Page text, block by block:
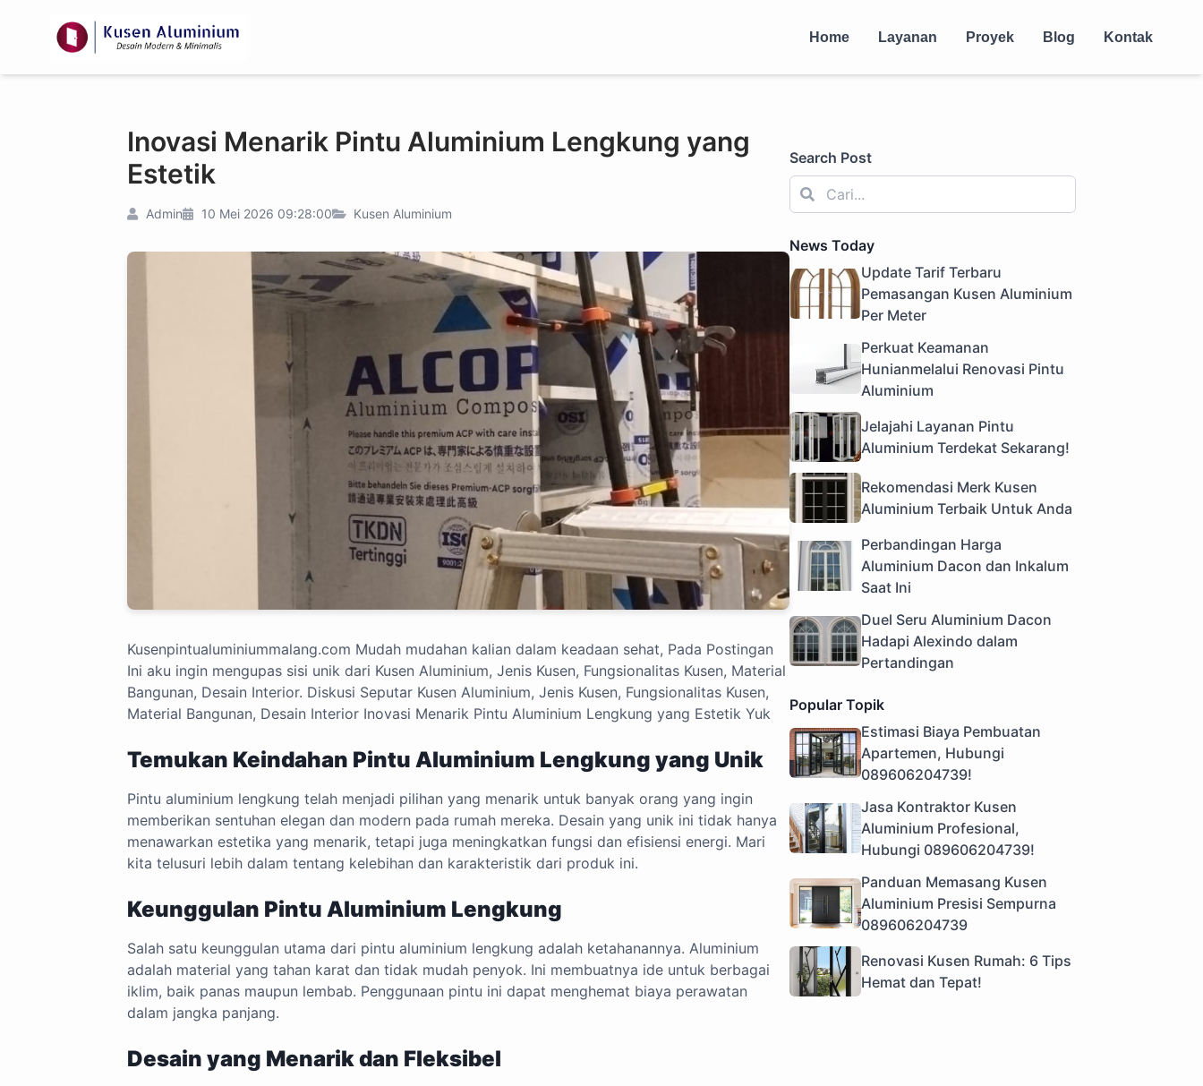
Home Layanan Proyek Blog Kontak
Inovasi Menarik Pintu Aluminium Lengkung yang
Estetik
Admin 10 Mei 2026 09:28:00 Kusen Aluminium
Kusenpintualuminiummalang.com Mudah mudahan kalian dalam keadaan sehat, Pada Postingan
Ini aku ingin mengupas sisi unik dari Kusen Aluminium, Jenis Kusen, Fungsionalitas Kusen, Material
Bangunan, Desain Interior. Diskusi Seputar Kusen Aluminium, Jenis Kusen, Fungsionalitas Kusen,
Material Bangunan, Desain Interior Inovasi Menarik Pintu Aluminium Lengkung yang Estetik Yuk
Temukan Keindahan Pintu Aluminium Lengkung yang Unik
Pintu aluminium lengkung telah menjadi pilihan yang menarik untuk banyak orang yang ingin
memberikan sentuhan elegan dan modern pada rumah mereka. Desain yang unik ini tidak hanya
menawarkan estetika yang menarik, tetapi juga meningkatkan fungsi dan efisiensi energi. Mari
kita telusuri lebih dalam tentang kelebihan dan karakteristik dari produk ini.
Keunggulan Pintu Aluminium Lengkung
Salah satu keunggulan utama dari pintu aluminium lengkung adalah ketahanannya. Aluminium
adalah material yang tahan karat dan tidak mudah penyok. Ini membuatnya ide untuk berbagai
iklim, baik panas maupun lembab. Penggunaan pintu ini dapat menghemat biaya perawatan
dalam jangka panjang.
Desain yang Menarik dan Fleksibel
Search Post
News Today
Update Tarif Terbaru
Pemasangan Kusen Aluminium
Per Meter
Perkuat Keamanan
Hunianmelalui Renovasi Pintu
Aluminium
Jelajahi Layanan Pintu
Aluminium Terdekat Sekarang!
Rekomendasi Merk Kusen
Aluminium Terbaik Untuk Anda
Perbandingan Harga
Aluminium Dacon dan Inkalum
Saat Ini
Duel Seru Aluminium Dacon
Hadapi Alexindo dalam
Pertandingan
Popular Topik
Estimasi Biaya Pembuatan
Apartemen, Hubungi
089606204739!
Jasa Kontraktor Kusen
Aluminium Profesional,
Hubungi 089606204739!
Panduan Memasang Kusen
Aluminium Presisi Sempurna
089606204739
Renovasi Kusen Rumah: 6 Tips
Hemat dan Tepat!